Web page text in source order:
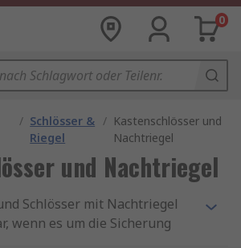
0
/ Schlösser &
Riegel
/ Kastenschlösser und
Nachtriegel
und Nachtriegel
Schlösser mit Nachtriegel
wenn es um die Sicherung